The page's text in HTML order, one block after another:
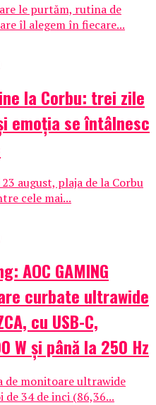
le purtăm, rutina de
îl alegem în fiecare...
la Corbu: trei zile
emoția se întâlnesc
august, plaja de la Corbu
cele mai...
AOC GAMING
curbate ultrawide
cu USB-C,
W și până la 250 Hz
de monitoare ultrawide
de 34 de inci (86,36...